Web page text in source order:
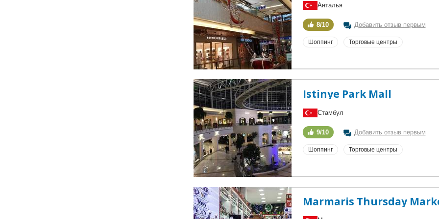
Анталья
8/10 Добавить отзыв первым
Шоппинг Торговые центры
Istinye Park Mall
Стамбул
9/10 Добавить отзыв первым
Шоппинг Торговые центры
Marmaris Thursday